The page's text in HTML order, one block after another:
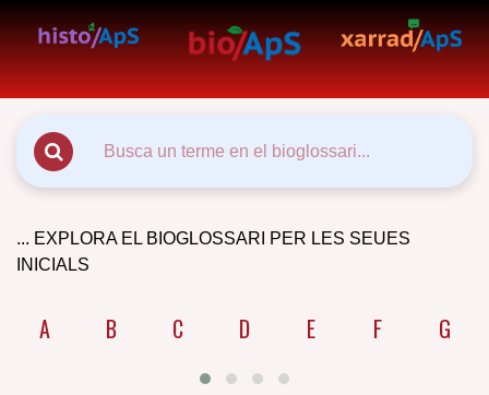
... EXPLORA EL BIOGLOSSARI PER LES SEUES
INICIALS
A B C D E F G